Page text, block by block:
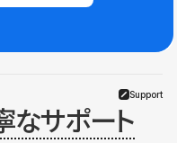
Support
なサポート